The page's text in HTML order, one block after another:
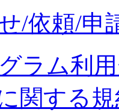
/依頼/申
ラム利
関する